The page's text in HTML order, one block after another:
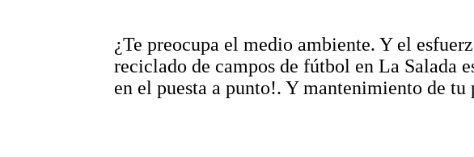
¿Te preocupa el medio ambiente. Y el
reciclado de campos de fútbol en La Salada
en el puesta a punto!. Y mantenimiento de tu